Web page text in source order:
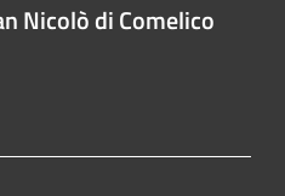
Nicolò di Comelico